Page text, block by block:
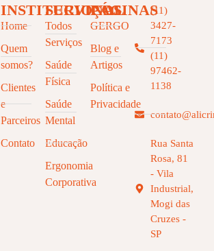
INSTITUCIONAL
Home
Quem
somos?
Clientes
e
Parceiros
Contato
SERVIÇOS
Todos
Serviços
Saúde
Física
Saúde
Mental
Educação
Ergonomia
Corporativa
PÁGINAS
GERGO
Blog e
Artigos
Política e
Privacidade
(11)
3427-
7173
(11)
97462-
1138
Rua Santa
Rosa, 81
- Vila
Industrial,
Mogi das
Cruzes -
SP